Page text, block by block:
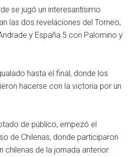
se jugó un interesantísimo
las dos revelaciones del Torneo,
y España 5 con Palomino y
hasta el final, donde los
hacerse con la victoria por un
de público, empezó el
de Chilenas, donde participaron
chilenas de la jornada anterior: